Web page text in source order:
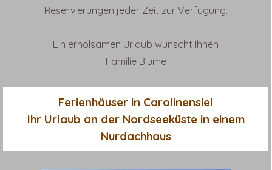
Reservierungen jeder Zeit zur Verfügung.
Ein erholsamen Urlaub wünscht Ihnen
Familie Blume
Ferienhäuser in Carolinensiel
Ihr Urlaub an der Nordseeküste in einem
Nurdachhaus